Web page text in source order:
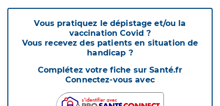
Vous pratiquez le dépistage et/ou la
vaccination Covid ?
Vous recevez des patients en situation de
handicap ?
Complétez votre fiche sur Santé.fr
Connectez-vous avec